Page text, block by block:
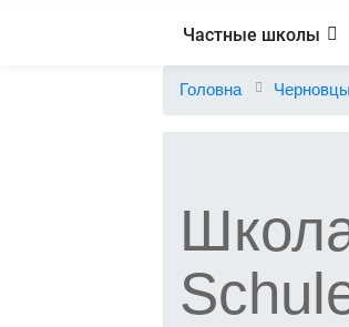
Частные школы
Головна Черновцы